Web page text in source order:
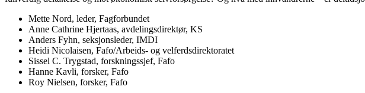
Mette Nord, leder, Fagforbundet
Anne Cathrine Hjertaas, avdelingsdirektør, KS
Anders Fyhn, seksjonsleder, IMDI
Heidi Nicolaisen, Fafo/Arbeids- og velferdsdirektoratet
Sissel C. Trygstad, forskningssjef, Fafo
Hanne Kavli, forsker, Fafo
Roy Nielsen, forsker, Fafo